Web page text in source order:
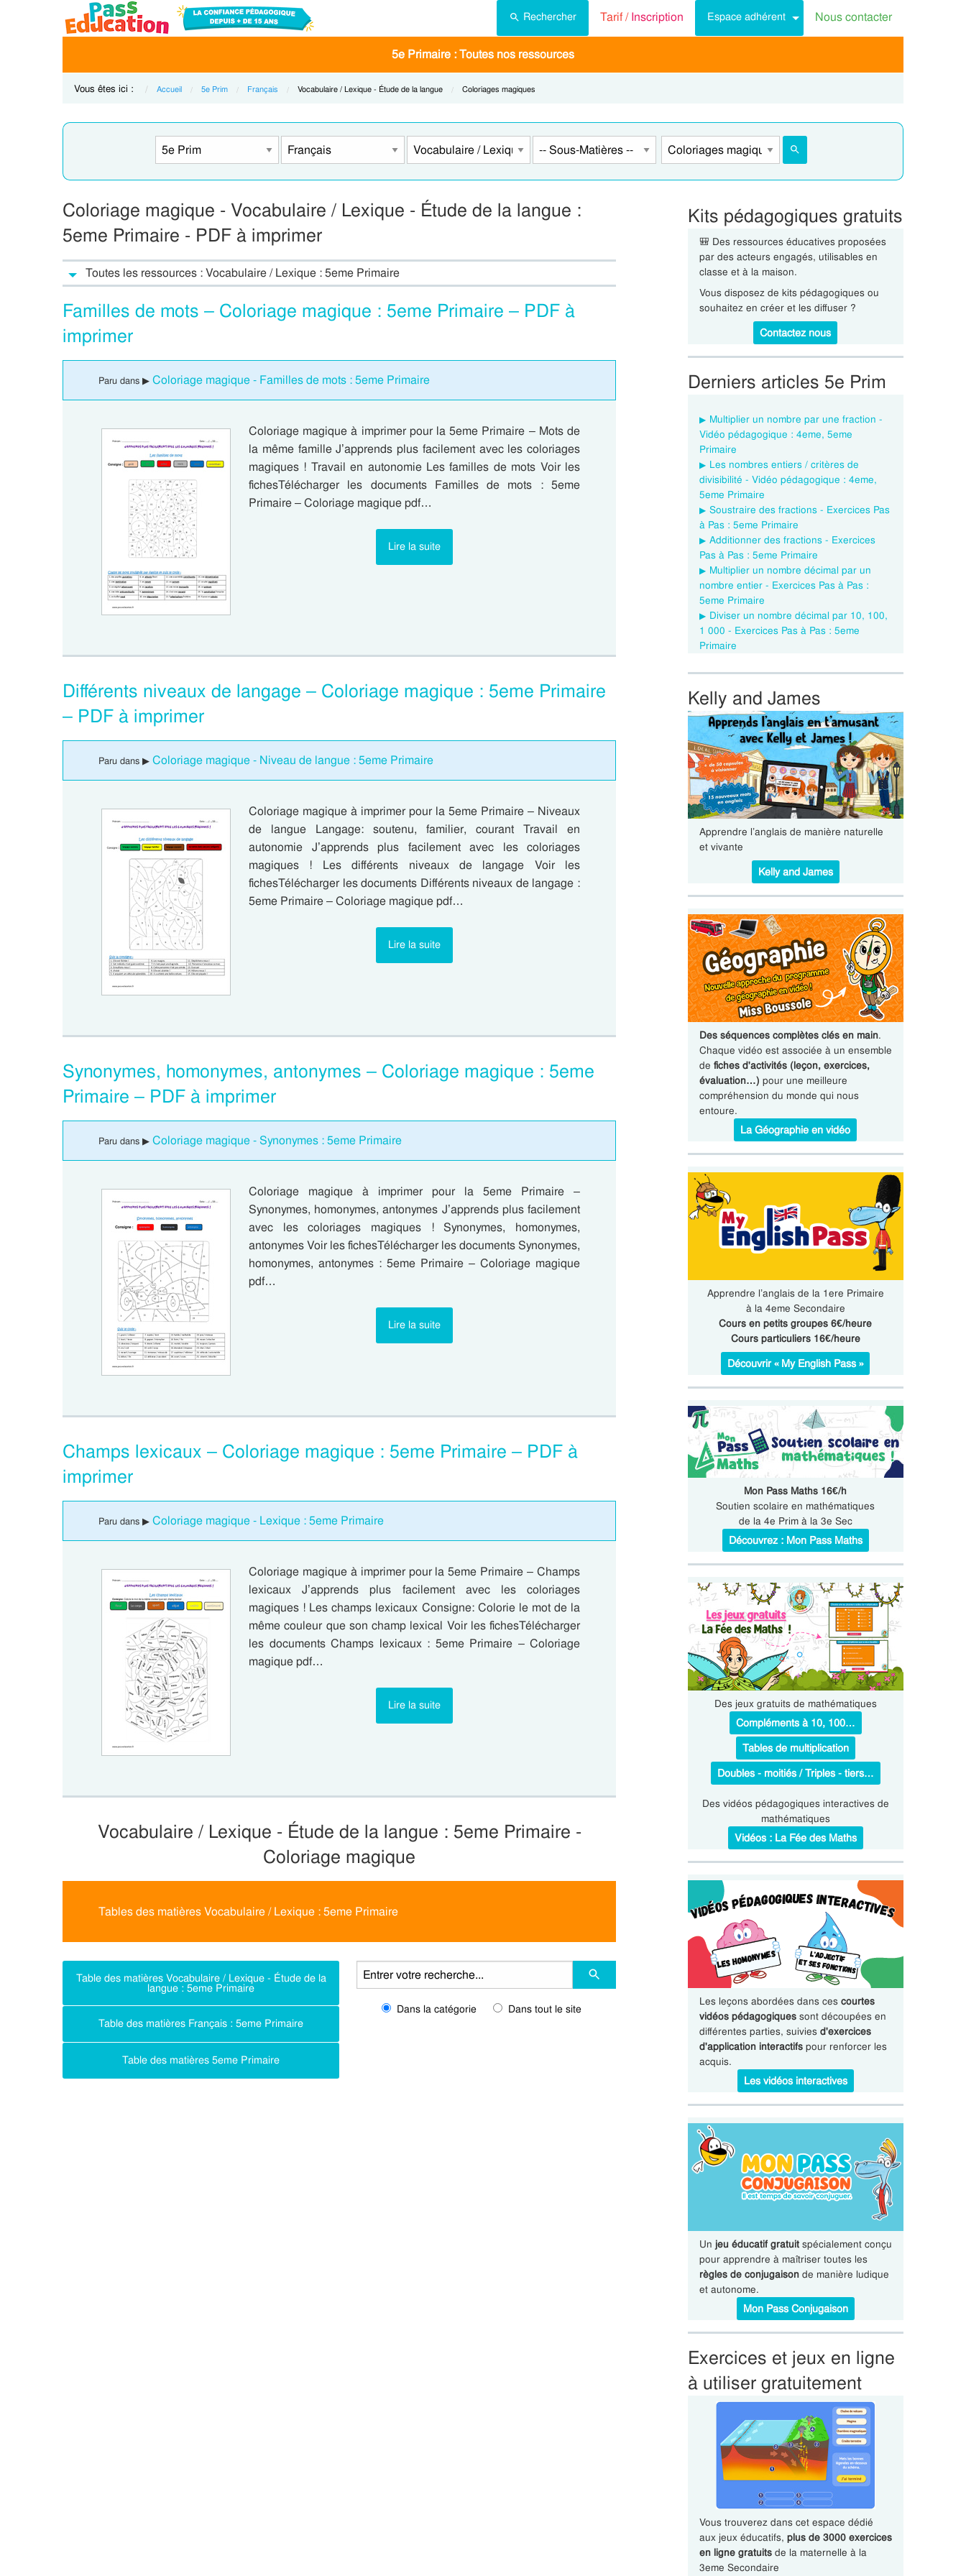
Rechercher Tarif /Inscription Espace adhérent Nous contacter
5e Primaire : Toutes nos ressources
Vous êtes ici : Accueil 5e Prim Français Current:
Vocabulaire / Lexique - Étude de la langue Current:
Coloriages magiques
Coloriage magique - Vocabulaire / Lexique - Étude de la langue :
5eme Primaire - PDF à imprimer
Toutes les ressources : Vocabulaire / Lexique : 5eme Primaire
Familles de mots – Coloriage magique : 5eme Primaire – PDF à
imprimer
Paru dans ▶ Coloriage magique - Familles de mots : 5eme Primaire
Coloriage magique à imprimer pour la 5eme Primaire – Mots de
la même famille J’apprends plus facilement avec les coloriages
magiques ! Travail en autonomie Les familles de mots Voir les
fichesTélécharger les documents Familles de mots : 5eme
Primaire – Coloriage magique pdf…
Lire la suite
Différents niveaux de langage – Coloriage magique : 5eme Primaire
– PDF à imprimer
Paru dans ▶ Coloriage magique - Niveau de langue : 5eme Primaire
Coloriage magique à imprimer pour la 5eme Primaire – Niveaux
de langue Langage: soutenu, familier, courant Travail en
autonomie J’apprends plus facilement avec les coloriages
magiques ! Les différents niveaux de langage Voir les
fichesTélécharger les documents Différents niveaux de langage :
5eme Primaire – Coloriage magique pdf…
Lire la suite
Synonymes, homonymes, antonymes – Coloriage magique : 5eme
Primaire – PDF à imprimer
Paru dans ▶ Coloriage magique - Synonymes : 5eme Primaire
Coloriage magique à imprimer pour la 5eme Primaire –
Synonymes, homonymes, antonymes J’apprends plus facilement
avec les coloriages magiques ! Synonymes, homonymes,
antonymes Voir les fichesTélécharger les documents Synonymes,
homonymes, antonymes : 5eme Primaire – Coloriage magique
pdf…
Lire la suite
Champs lexicaux – Coloriage magique : 5eme Primaire – PDF à
imprimer
Paru dans ▶ Coloriage magique - Lexique : 5eme Primaire
Coloriage magique à imprimer pour la 5eme Primaire – Champs
lexicaux J’apprends plus facilement avec les coloriages
magiques ! Les champs lexicaux Consigne: Colorie le mot de la
même couleur que son champ lexical Voir les fichesTélécharger
les documents Champs lexicaux : 5eme Primaire – Coloriage
magique pdf…
Lire la suite
Vocabulaire / Lexique - Étude de la langue : 5eme Primaire -
Coloriage magique
Tables des matières Vocabulaire / Lexique : 5eme Primaire
Table des matières Vocabulaire / Lexique - Étude de la
langue : 5eme Primaire
Table des matières Français : 5eme Primaire
Table des matières 5eme Primaire
Dans la catégorie Dans tout le site
Kits pédagogiques gratuits
🎒 Des ressources éducatives proposées
par des acteurs engagés, utilisables en
classe et à la maison.
Vous disposez de kits pédagogiques ou
souhaitez en créer et les diffuser ?
Contactez nous
Derniers articles 5e Prim
Multiplier un nombre par une fraction -
Vidéo pédagogique : 4eme, 5eme
Primaire
Les nombres entiers / critères de
divisibilité - Vidéo pédagogique : 4eme,
5eme Primaire
Soustraire des fractions - Exercices Pas
à Pas : 5eme Primaire
Additionner des fractions - Exercices
Pas à Pas : 5eme Primaire
Multiplier un nombre décimal par un
nombre entier - Exercices Pas à Pas :
5eme Primaire
Diviser un nombre décimal par 10, 100,
1 000 - Exercices Pas à Pas : 5eme
Primaire
Kelly and James
Apprendre l’anglais de manière naturelle
et vivante
Kelly and James
Des séquences complètes clés en main.
Chaque vidéo est associée à un ensemble
de fiches d'activités (leçon, exercices,
évaluation…) pour une meilleure
compréhension du monde qui nous
entoure.
La Géographie en vidéo
Apprendre l’anglais de la 1ere Primaire
à la 4eme Secondaire
Cours en petits groupes 6€/heure
Cours particuliers 16€/heure
Découvrir « My English Pass »
Mon Pass Maths 16€/h
Soutien scolaire en mathématiques
de la 4e Prim à la 3e Sec
Découvrez : Mon Pass Maths
Des jeux gratuits de mathématiques
Compléments à 10, 100…
Tables de multiplication
Doubles - moitiés / Triples - tiers…
Des vidéos pédagogiques interactives de
mathématiques
Vidéos : La Fée des Maths
Les leçons abordées dans ces courtes
vidéos pédagogiquessont découpées en
différentes parties, suivies d'exercices
d'application interactifspour renforcer les
acquis.
Les vidéos interactives
Un jeu éducatif gratuitspécialement conçu
pour apprendre à maîtriser toutes les
règles de conjugaisonde manière ludique
et autonome.
Mon Pass Conjugaison
Exercices et jeux en ligne
à utiliser gratuitement
Vous trouverez dans cet espace dédié
aux jeux éducatifs, plus de 3000 exercices
en ligne gratuitsde la maternelle à la
3eme Secondaire